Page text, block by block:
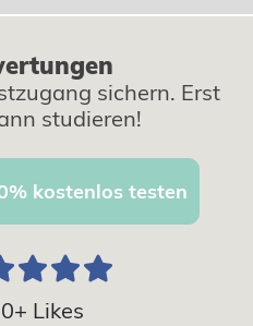
sichern. Erst
studieren!
kostenlos testen
Likes